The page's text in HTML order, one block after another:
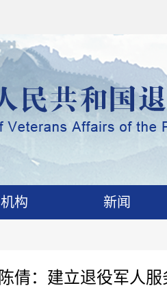
机构 新闻
陈倩：建立退役军人